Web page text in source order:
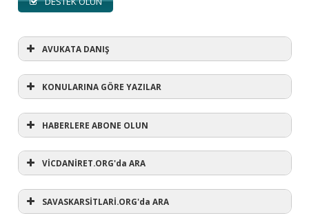
AVUKATA DANIŞ
AVUKATA DANIŞ
KONULARINA GÖRE YAZILAR
KONULARINA GÖRE YAZILAR
#refusewar(1)
'dur' ihtarı(3)
HABERLERE ABONE OLUN
VİCDANİRET.ORG'da ARA
SAVASKARSİTLARİ.ORG'da ARA